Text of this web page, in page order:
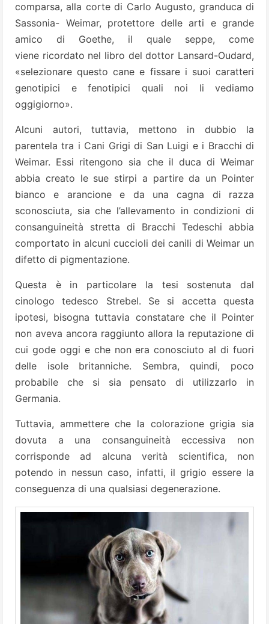
comparsa, alla corte di Carlo Augusto, granduca di
Sassonia- Weimar, protettore delle arti e grande
amico di Goethe, il quale seppe, come
viene ricordato nel libro del dottor Lansard-Oudard,
«selezionare questo cane e fissare i suoi caratteri
genotipici e fenotipici quali noi li vediamo
oggigiorno».
Alcuni autori, tuttavia, mettono in dubbio la
parentela tra i Cani Grigi di San Luigi e i Bracchi di
Weimar. Essi ritengono sia che il duca di Weimar
abbia creato le sue stirpi a partire da un Pointer
bianco e arancione e da una cagna di razza
sconosciuta, sia che l’allevamento in condizioni di
consanguineità stretta di Bracchi Tedeschi abbia
comportato in alcuni cuccioli dei canili di Weimar un
difetto di pigmentazione.
Questa è in particolare la tesi sostenuta dal
cinologo tedesco Strebel. Se si accetta questa
ipotesi, bisogna tuttavia constatare che il Pointer
non aveva ancora raggiunto allora la reputazione di
cui gode oggi e che non era conosciuto al di fuori
delle isole britanniche. Sembra, quindi, poco
probabile che si sia pensato di utilizzarlo in
Germania.
Tuttavia, ammettere che la colorazione grigia sia
dovuta a una consanguineità eccessiva non
corrisponde ad alcuna verità scientifica, non
potendo in nessun caso, infatti, il grigio essere la
conseguenza di una qualsiasi degenerazione.